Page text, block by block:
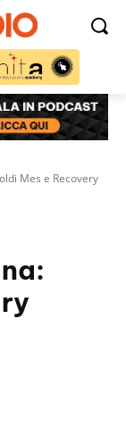
Mes e Recovery